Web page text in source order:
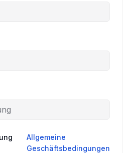
Allgemeine
Geschäftsbedingungen